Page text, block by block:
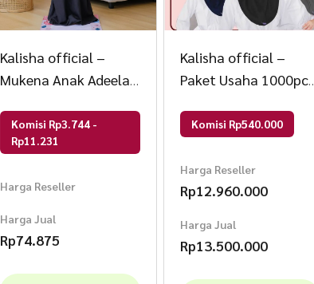
Kalisha official –
Mukena Anak Adeela
Komisi Rp3.744 -
Rp11.231
Harga Reseller
Harga Jual
Rp74.875
Kalisha official –
Paket Usaha 1000pcs
Mix
Komisi Rp540.000
Harga Reseller
Rp12.960.000
Harga Jual
Rp13.500.000